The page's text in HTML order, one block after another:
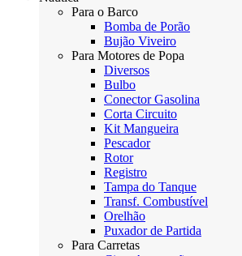
Para o Barco
Bomba de Porão
Bujão Viveiro
Para Motores de Popa
Diversos
Bulbo
Conector Gasolina
Corta Circuito
Kit Mangueira
Pescador
Rotor
Registro
Tampa do Tanque
Transf. Combustível
Orelhão
Puxador de Partida
Para Carretas